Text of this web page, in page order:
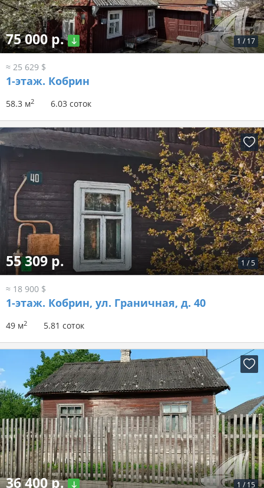
1 / 17
75 000 р.
≈ 25 629 $
1-этаж. Кобрин
58.3 м2 6.03 соток
1 /5
55 309 р.
≈ 18 900 $
1-этаж. Кобрин, ул. Граничная, д. 40
49 м2 5.81 соток
1 / 15
36 400 р.